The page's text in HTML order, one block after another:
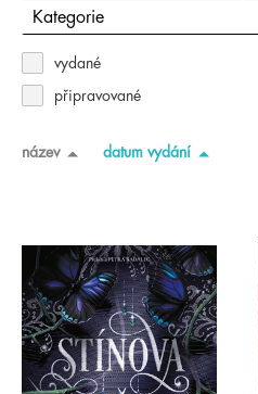
Kategorie
vydané
připravované
název datum vydání